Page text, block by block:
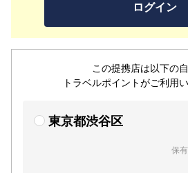
ログイン
この提携店は以下の
トラベルポイントがご利用
東京都渋谷区
保